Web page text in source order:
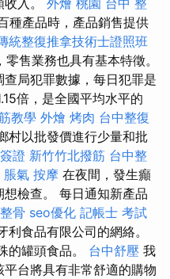
入。 外燴 桃園 台中 整
種產品時，產品銷售提供
統整復推拿技術士證照班
零售業務也具有基本特徵。
局犯罪數據，每日犯罪是
倍，是全國平均水平的
教學 外燴 烤肉 台中整復
村以批發價進行少量和批
證 新竹竹北撥筋 台中整
脹氣 按摩 在夜間，發生癲
檢查。 每日通知新產品
整骨 seo優化 記帳士 考試
食品有限公司的網絡。
的罐頭食品。 台中舒壓 我
台將具有非常舒適的購物